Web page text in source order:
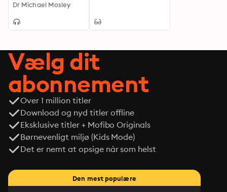
about the Corona
for the Vaccine
Dr Michael Mosley
Vælg dit
abonnement
Over 1 million titler
Download og nyd titler offline
Eksklusive titler + Mofibo Originals
Børnevenligt miljø (Kids Mode)
Det er nemt at opsige når som helst
Den mest populære